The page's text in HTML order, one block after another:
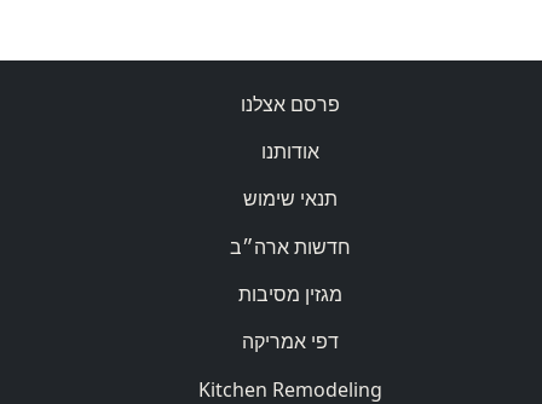
פרסם אצלנו
אודותנו
תנאי שימוש
חדשות ארה״ב
מגזין מסיבות
דפי אמריקה
Kitchen Remodeling